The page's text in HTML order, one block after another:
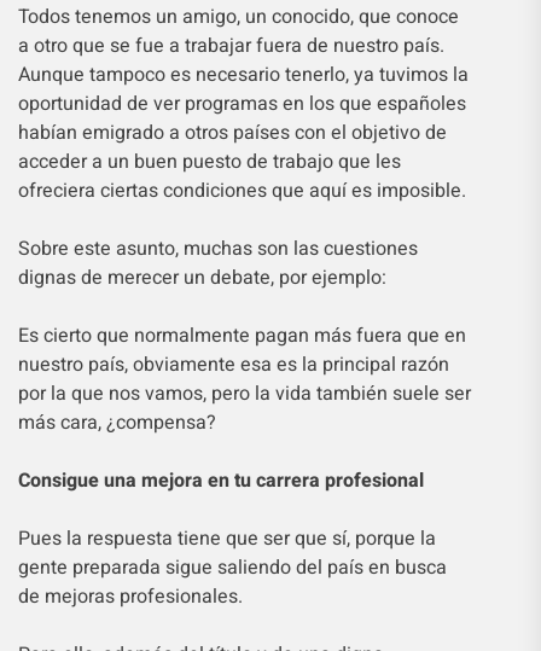
Todos tenemos un amigo, un conocido, que conoce
a otro que se fue a trabajar fuera de nuestro país.
Aunque tampoco es necesario tenerlo, ya tuvimos la
oportunidad de ver programas en los que españoles
habían emigrado a otros países con el objetivo de
acceder a un buen puesto de trabajo que les
ofreciera ciertas condiciones que aquí es imposible.
Sobre este asunto, muchas son las cuestiones
dignas de merecer un debate, por ejemplo:
Es cierto que normalmente pagan más fuera que en
nuestro país, obviamente esa es la principal razón
por la que nos vamos, pero la vida también suele ser
más cara, ¿compensa?
Consigue una mejora en tu carrera profesional
Pues la respuesta tiene que ser que sí, porque la
gente preparada sigue saliendo del país en busca
de mejoras profesionales.